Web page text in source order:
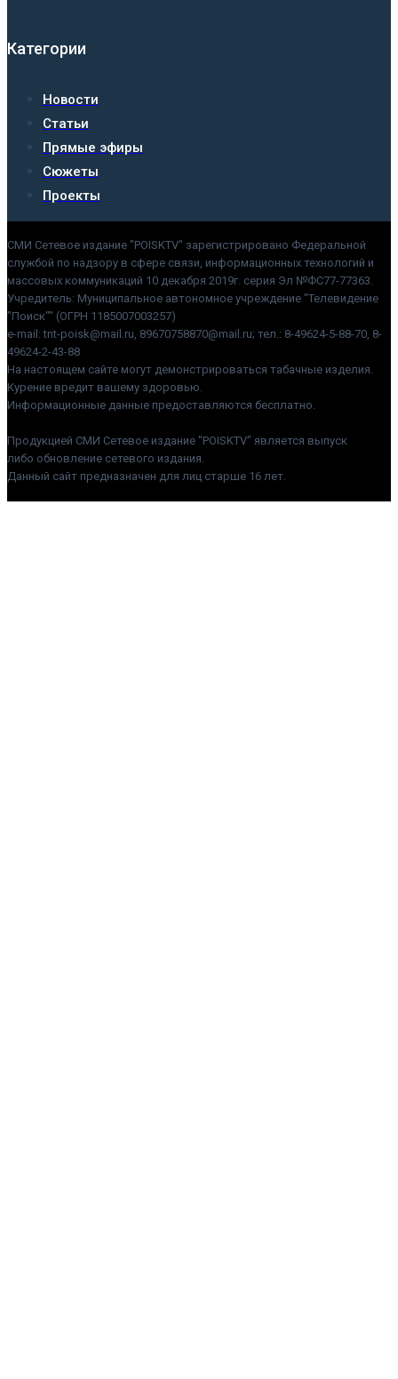
Категории
Новости
Статьи
Прямые эфиры
Сюжеты
Проекты
СМИ Сетевое издание "POISKTV" зарегистрировано Федеральной
службой по надзору в сфере связи, информационных технологий и
массовых коммуникаций 10 декабря 2019г. серия Эл №ФС77-77363.
Учредитель: Муниципальное автономное учреждение "Телевидение
"Поиск"" (ОГРН 1185007003257)
e-mail: tnt-poisk@mail.ru, 89670758870@mail.ru; тел.: 8-49624-5-88-70, 8-
49624-2-43-88
На настоящем сайте могут демонстрироваться табачные изделия.
Курение вредит вашему здоровью.
Информационные данные предоставляются бесплатно.
Продукцией СМИ Сетевое издание "POISKTV" является выпуск
либо обновление сетевого издания.
Данный сайт предназначен для лиц старше 16 лет.